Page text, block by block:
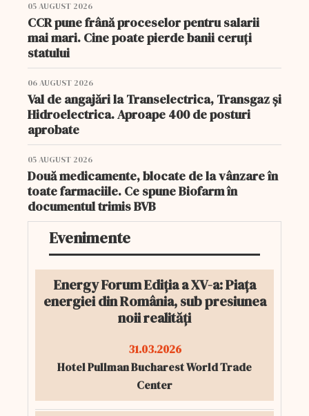
05 AUGUST 2026
CCR pune frână proceselor pentru salarii
mai mari. Cine poate pierde banii ceruți
statului
06 AUGUST 2026
Val de angajări la Transelectrica, Transgaz și
Hidroelectrica. Aproape 400 de posturi
aprobate
05 AUGUST 2026
Două medicamente, blocate de la vânzare în
toate farmaciile. Ce spune Biofarm în
documentul trimis BVB
Evenimente
Energy Forum Ediția a XV-a: Piața
energiei din România, sub presiunea
noii realități
31.03.2026
Hotel Pullman Bucharest World Trade
Center